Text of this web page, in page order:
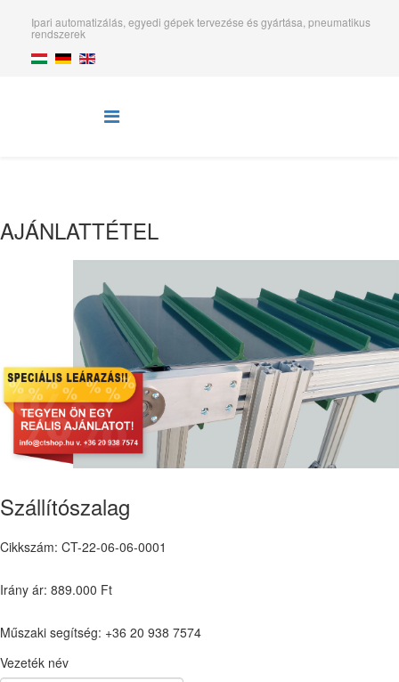
Ipari automatizálás, egyedi gépek tervezése és gyártása, pneumatikus
rendszerek
AJÁNLATTÉTEL
Szállítószalag
Cikkszám: CT-22-06-06-0001
Irány ár: 889.000 Ft
Műszaki segítség: +36 20 938 7574
Vezeték név